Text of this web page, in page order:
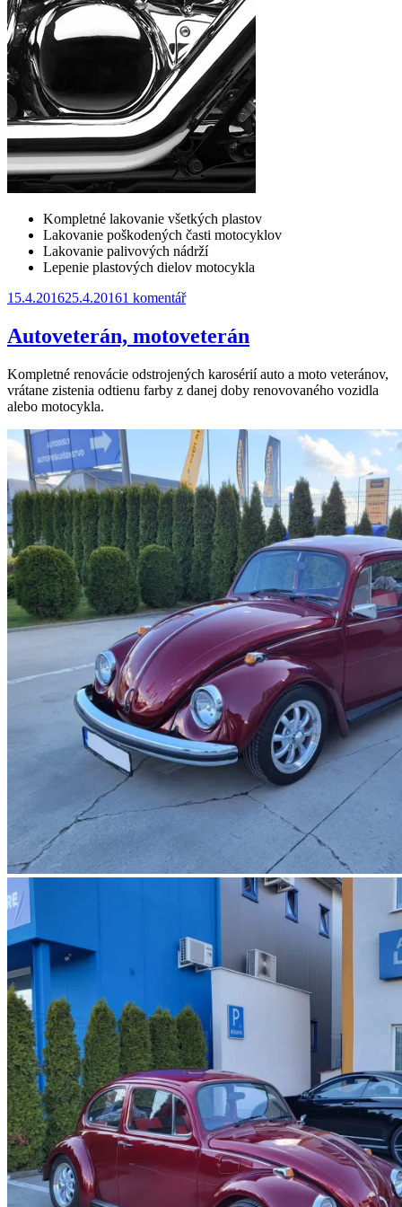
Kompletné lakovanie všetkých plastov
Lakovanie poškodených časti motocyklov
Lakovanie palivových nádrží
Lepenie plastových dielov motocykla
Publikováno:
15.4.201625.4.20161 komentářu
s
názvem
Autoveterán, motoveterán
Kompletné renovácie odstrojených karosérií auto a moto veteránov,
vrátane zistenia odtienu farby z danej doby renovovaného vozidla
alebo motocykla.